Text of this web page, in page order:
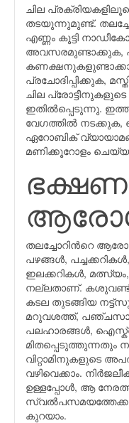
ചില
തടയുന്നുമുണ്ട്.
എണ്ണം കൂട്ടി
അവസരമുണ്ടാക്കുക,
പ്രചോദിപ്പിക്കുക,
ചില പ്രോട്ടീനുകളുടെ
ഇതില്‍പ്പെടുന്നു.
വേഗത്തില്‍ നടക്കുക,
ഏറോബിക്
മണിക്കൂറോളം
തലച്ചോറിന്‍റെ
പഴങ്ങള്‍,
ഇലക്കറികള്‍,
നല്ലതാണ്.
കടല തുടങ്ങിയ
മറുവശത്ത്,
പലഹാരങ്ങള്‍,
മിതപ്പെടുത്തുന്നതും
വിറ്റാമിനുകളുടെ
വഴിവെക്കാം.
ഉള്ളപ്പോള്‍, ആ
കുറയാം.